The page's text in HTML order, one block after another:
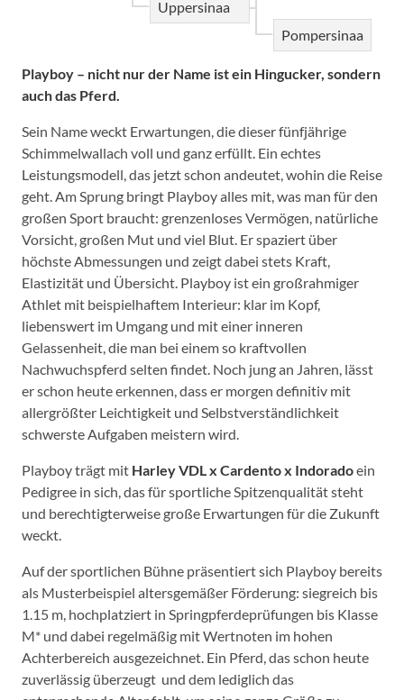
Uppersinaa
Pompersinaa
Playboy – nicht nur der Name ist ein Hingucker, sondern
auch das Pferd.
Sein Name weckt Erwartungen, die dieser fünfjährige
Schimmelwallach voll und ganz erfüllt. Ein echtes
Leistungsmodell, das jetzt schon andeutet, wohin die Reise
geht. Am Sprung bringt Playboy alles mit, was man für den
großen Sport braucht: grenzenloses Vermögen, natürliche
Vorsicht, großen Mut und viel Blut. Er spaziert über
höchste Abmessungen und zeigt dabei stets Kraft,
Elastizität und Übersicht. Playboy ist ein großrahmiger
Athlet mit beispielhaftem Interieur: klar im Kopf,
liebenswert im Umgang und mit einer inneren
Gelassenheit, die man bei einem so kraftvollen
Nachwuchspferd selten findet. Noch jung an Jahren, lässt
er schon heute erkennen, dass er morgen definitiv mit
allergrößter Leichtigkeit und Selbstverständlichkeit
schwerste Aufgaben meistern wird.
Playboy trägt mit Harley VDL x Cardento x Indoradoein
Pedigree in sich, das für sportliche Spitzenqualität steht
und berechtigterweise große Erwartungen für die Zukunft
weckt.
Auf der sportlichen Bühne präsentiert sich Playboy bereits
als Musterbeispiel altersgemäßer Förderung: siegreich bis
1.15 m, hochplatziert in Springpferdeprüfungen bis Klasse
M* und dabei regelmäßig mit Wertnoten im hohen
Achterbereich ausgezeichnet. Ein Pferd, das schon heute
zuverlässig überzeugt und dem lediglich das